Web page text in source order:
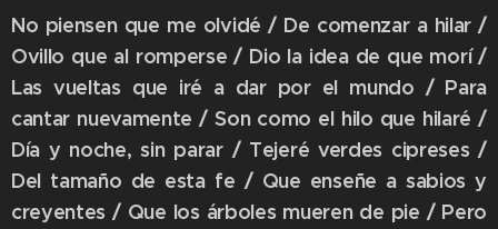
No piensen que me olvidé / De comenzar a hilar /
Ovillo que al romperse / Dio la idea de que morí /
Las vueltas que iré a dar por el mundo / Para
cantar nuevamente / Son como el hilo que hilaré /
Día y noche, sin parar / Tejeré verdes cipreses /
Del tamaño de esta fe / Que enseñe a sabios y
creyentes / Que los árboles mueren de pie / Pero